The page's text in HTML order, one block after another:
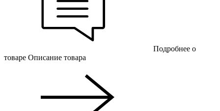
Подробнее о
товаре Описание товара